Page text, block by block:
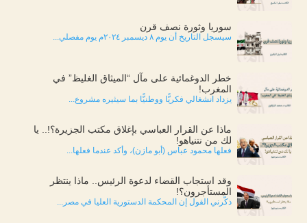
سوريا وثورة نصف قرن
سيسجل التاريخ أن يوم ٨ ديسمبر ٢٠٢٤م يوم مفصلي...
خطر الدوغمائية على مآل “الميثاق الغليظ” في
المغرب!
يزداد انشغالي فكريًّا ووطنيًّا بما سيثيره مشروع...
ماذا عن القرار العباسي بإغلاق مكتب الجزيرة؟!.. يا
لك من نتنياهو!
فعلها محمود عباس (أبو مازن)، وأكد عندما فعلها...
وقد استجاب القضاء لدعوة الرئيس.. ماذا ينتظر
المستأجرون؟!
ذكّرني القول إن المحكمة الدستورية العليا في مصر...